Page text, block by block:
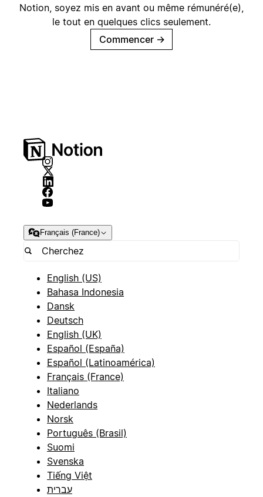
Notion, soyez mis en avant ou même rémunéré(e),
le tout en quelques clics seulement.
Commencer →
Français (France)
English (US)
Bahasa Indonesia
Dansk
Deutsch
English (UK)
Español (España)
Español (Latinoamérica)
Français (France)
Italiano
Nederlands
Norsk
Português (Brasil)
Suomi
Svenska
Tiếng Việt
עברית